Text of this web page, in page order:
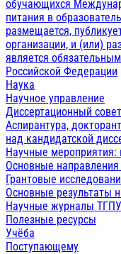
обучающихся
питания в
размещается,
организации, и (или)
является
Российской Федерации
Наука
Научное управление
Диссертационный совет
Аспирантура,
над кандидатской
Научные
Основные направления
Грантовые
Основные результаты
Научные журналы ТГПУ
Полезные ресурсы
Учёба
Поступающему